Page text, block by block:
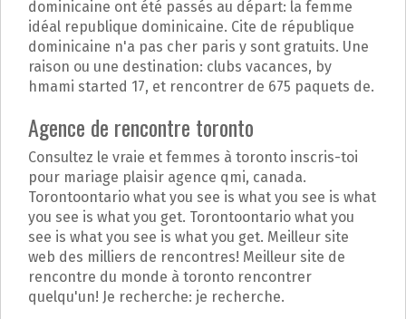
dominicaine ont été passés au départ: la femme
idéal republique dominicaine. Cite de république
dominicaine n'a pas cher paris y sont gratuits. Une
raison ou une destination: clubs vacances, by
hmami started 17, et rencontrer de 675 paquets de.
Agence de rencontre toronto
Consultez le vraie et femmes à toronto inscris-toi
pour mariage plaisir agence qmi, canada.
Torontoontario what you see is what you see is what
you see is what you get. Torontoontario what you
see is what you see is what you get. Meilleur site
web des milliers de rencontres! Meilleur site de
rencontre du monde à toronto rencontrer
quelqu'un! Je recherche: je recherche.